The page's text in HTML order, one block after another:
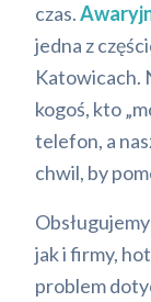
czas.
jedna z
Katowicach.
kogoś, kto
telefon, a
chwil, by
jak i firmy,
problem